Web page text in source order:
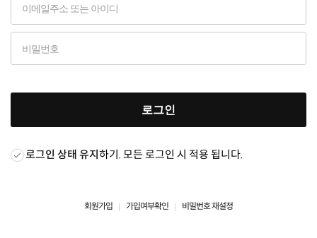
로그인
로그인 상태 유지하기. 모든 로그인 시 적용 됩니다.
회원가입 가입여부확인 비밀번호 재설정